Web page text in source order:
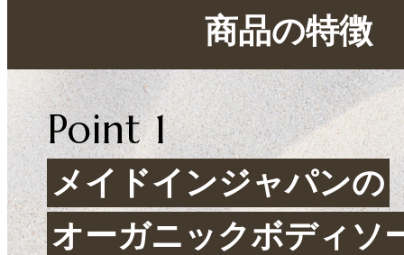
商品の特徴
Point 1
メイドインジャパンの
オーガニックボディソ